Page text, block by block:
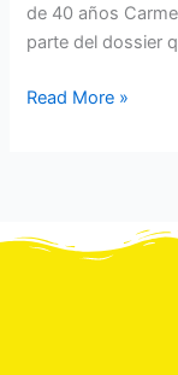
de 40 años
parte del dossier
Read More »